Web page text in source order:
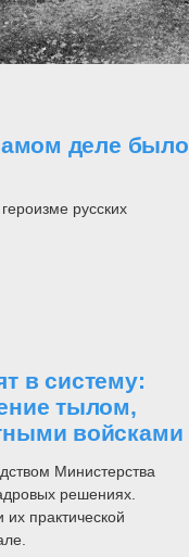
деле было
русских
в систему:
тылом,
войсками
Министерства
решениях.
практической